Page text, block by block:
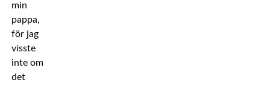
min
pappa,
för jag
visste
inte om
det